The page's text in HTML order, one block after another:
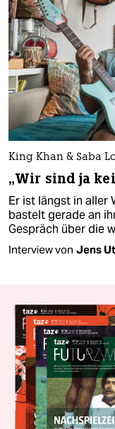
King Khan & Saba
„Wir sind ja
Er ist längst in aller
bastelt gerade an
Gespräch über die
Interview von Jens